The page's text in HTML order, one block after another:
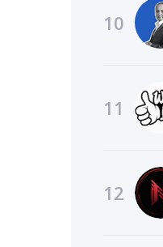
10
11
12